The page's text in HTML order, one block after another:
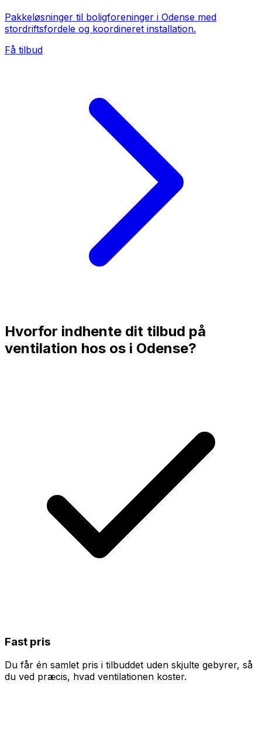
Pakkeløsninger til boligforeninger i Odense med
stordriftsfordele og koordineret installation.
Få tilbud
Hvorfor indhente dit tilbud på
ventilation hos os i Odense?
Fast pris
Du får én samlet pris i tilbuddet uden skjulte gebyrer, så
du ved præcis, hvad ventilationen koster.